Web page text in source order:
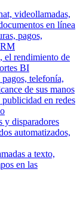
videollamadas,
en línea
pagos,
el rendimiento de
BI
telefonía,
de sus manos
en redes
y disparadores
automatizados,
a texto,
en las